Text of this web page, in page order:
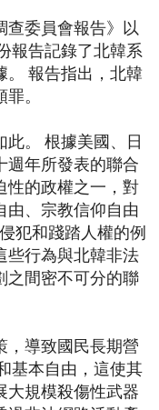
查委員會報告》以
報告記錄了北韓系
。 報告指出，北韓
。
。 根據美國、日
週年所發表的聯合
性的政權之一，對
由、宗教信仰自由
犯和踐踏人權的例
些行為與北韓非法
之間密不可分的聯
，導致國民長期營
基本自由，這使其
大規模殺傷性武器